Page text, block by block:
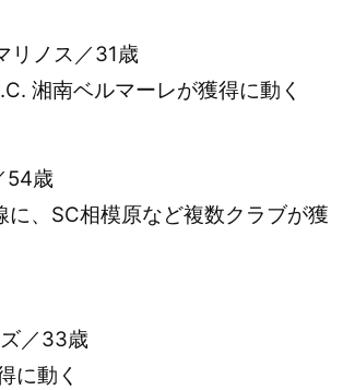
リノス／31歳
湘南ベルマーレが獲得に動く
54歳
、SC相模原など複数クラブが獲
／33歳
に動く